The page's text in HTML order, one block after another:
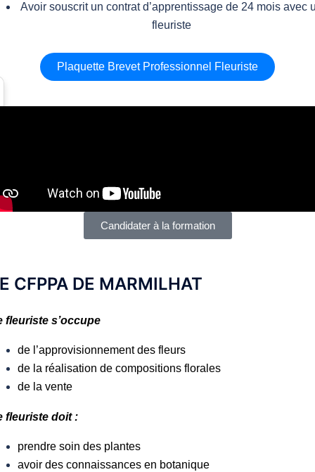
Avoir souscrit un contrat d’apprentissage de 24 mois avec
fleuriste
Plaquette Brevet Professionnel Fleuriste
Candidater à la formation
CFPPA DE MARMILHAT
fleuriste s’occupe
de l’approvisionnement des fleurs
de la réalisation de compositions florales
de la vente
fleuriste doit :
prendre soin des plantes
avoir des connaissances en botanique